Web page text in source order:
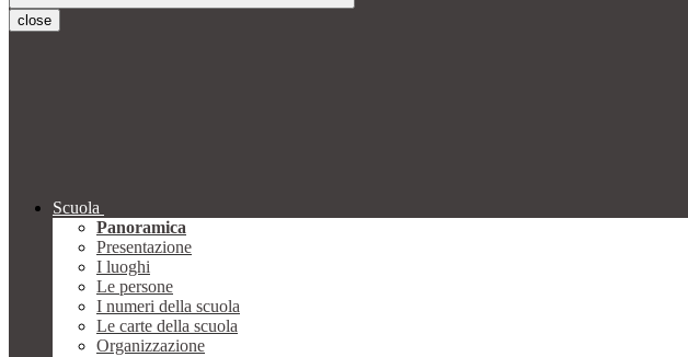
close
Scuola
Panoramica
Presentazione
I luoghi
Le persone
I numeri della scuola
Le carte della scuola
Organizzazione